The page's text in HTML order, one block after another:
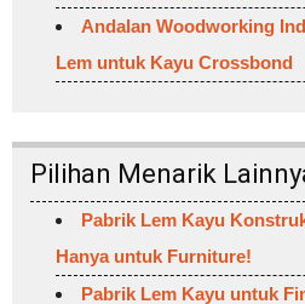
Andalan Woodworking
Lem untuk Kayu Crossbond
Pilihan Menarik
Pabrik Lem Kayu
Hanya untuk Furniture!
Pabrik Lem Kayu untuk